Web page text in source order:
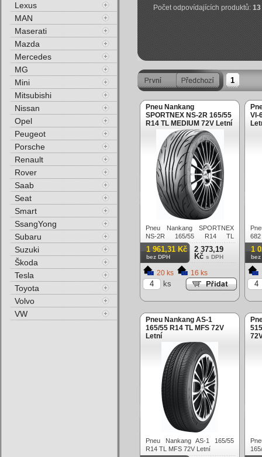
Počet odpovídajících produktů:13
1
Pneu Nankang
SPORTNEX NS-2R 165/55
R14 TL MEDIUM 72V Letní
Pneu Nankang SPORTNEX
NS-2R 165/55 R14 TL
MEDIUM 72V Letní
1 961,31 Kč
bez DPH
2 373,19
Kč s DPH
20 ks 16 ks
ks
VI-
1
bez
Pneu Nankang AS-1
165/55 R14 TL MFS 72V
Letní
Pneu Nankang AS-1 165/55
R14 TL MFS 72V Letní
Lexus
MAN
Maserati
Mazda
Mercedes
MG
Mini
Mitsubishi
Nissan
Opel
Peugeot
Porsche
Renault
Rover
Saab
Seat
Smart
SsangYong
Subaru
Suzuki
Škoda
Tesla
Toyota
Volvo
VW